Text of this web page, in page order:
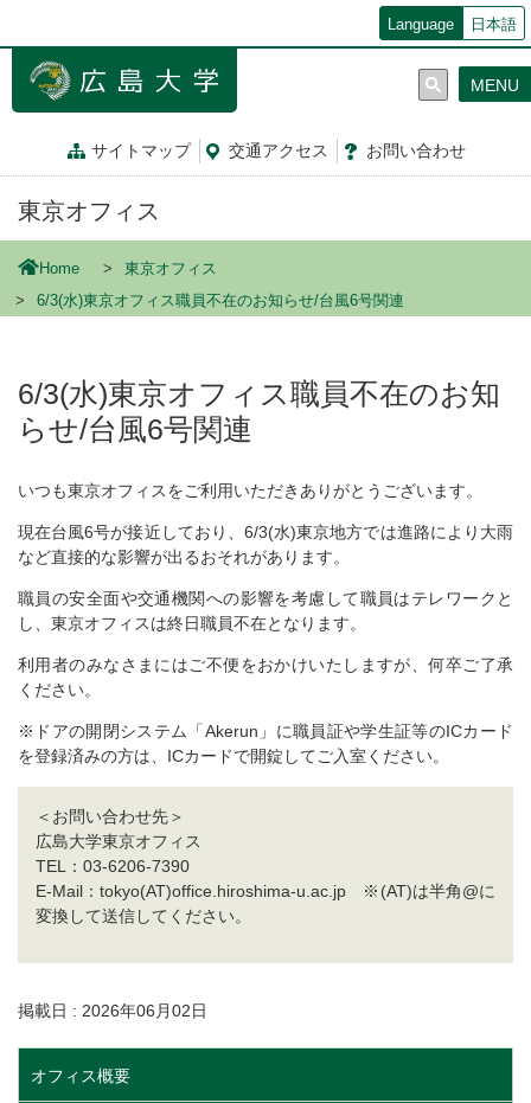
ン
Language 日本語
サイトマップ 交通アクセス お問い合わせ
MENU
東京オフィス
Home
東京オフィス
6/3(水)東京オフィス職員不在のお知らせ/台風6号関連
6/3(水)東京オフィス職員不在のお知
らせ/台風6号関連
いつも東京オフィスをご利用いただきありがとうございます。
現在台風6号が接近しており、6/3(水)東京地方では進路により大雨
など直接的な影響が出るおそれがあります。
職員の安全面や交通機関への影響を考慮して職員はテレワークと
し、東京オフィスは終日職員不在となります。
利用者のみなさまにはご不便をおかけいたしますが、何卒ご了承
ください。
※ドアの開閉システム「Akerun」に職員証や学生証等のICカード
を登録済みの方は、ICカードで開錠してご入室ください。
＜お問い合わせ先＞
広島大学東京オフィス
TEL：03-6206-7390
E-Mail：tokyo(AT)office.hiroshima-u.ac.jp ※(AT)は半角@に
変換して送信してください。
掲載日 : 2026年06月02日
オフィス概要